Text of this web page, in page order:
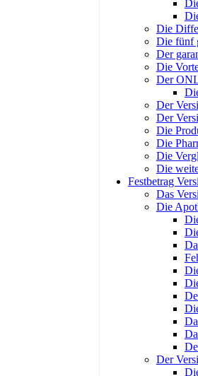
Die
Die fünf
Der
Die
Der
Der
Der
Die
Die
Die
Die
Festbetrag
Das
Die
Der